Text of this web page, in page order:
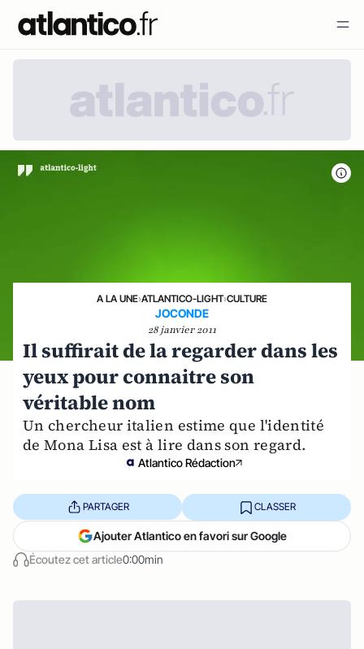
A LA UNE›ATLANTICO-LIGHT›CULTURE
JOCONDE
28 janvier 2011
Il suffirait de la regarder dans les
yeux pour connaitre son
véritable nom
Un chercheur italien estime que l'identité
de Mona Lisa est à lire dans son regard.
Atlantico Rédaction
Écoutez cet article0:00min
PARTAGER CLASSER
Ajouter Atlantico en favori sur Google